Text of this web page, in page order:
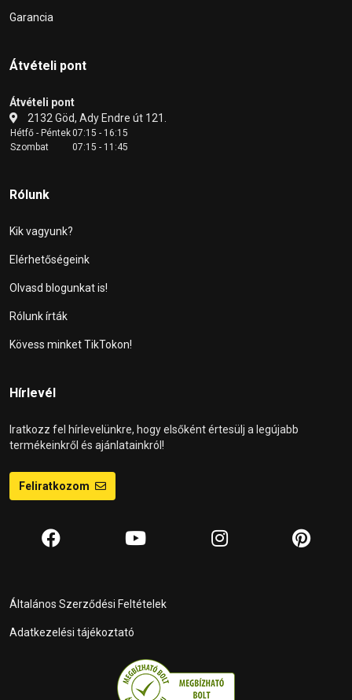
Garancia
Átvételi pont
Átvételi pont
2132 Göd, Ady Endre út 121.
Hétfő - Péntek07:15 - 16:15
Szombat
07:15 - 11:45
Rólunk
Kik vagyunk?
Elérhetőségeink
Olvasd blogunkat is!
Rólunk írták
Kövess minket TikTokon!
Hírlevél
Iratkozz fel hírlevelünkre, hogy elsőként értesülj a legújabb
termékeinkről és ajánlatainkról!
Feliratkozom
Általános Szerződési Feltételek
Adatkezelési tájékoztató